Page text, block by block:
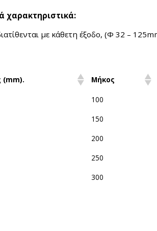
χαρακτηριστικά:
με κάθετη έξοδο, (Φ 32 –
(mm). Μήκος
100
150
200
250
300